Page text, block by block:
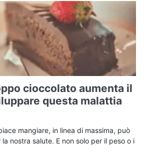
cioccolato aumenta il
questa malattia
mangiare, in linea di massima, può
nostra salute. E non solo per il peso o i